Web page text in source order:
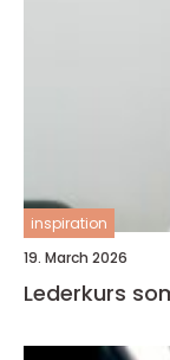
inspiration
19. March 2026
Lederkurs